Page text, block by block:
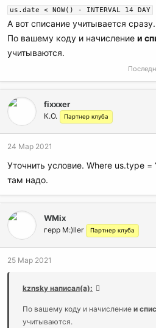
us.date < NOW() - INTERVAL 14 DAY
А вот списание учитывается сразу.
По вашему коду и начисление и
учитываются.
fixxxer
К.О. Партнер клуба
24 Мар 2021
Уточнить условие. Where us.type =
там надо.
WMix
герр M:)ller Партнер клуба
25 Мар 2021
kznsky написал(а):
По вашему коду и начисление и
учитываются.